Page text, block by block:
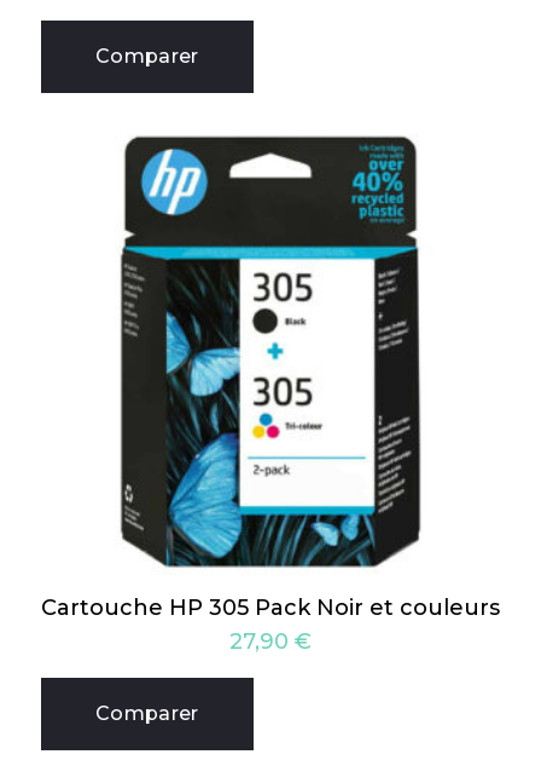
Comparer
Cartouche HP 305 Pack Noir et couleurs
27,90 €
Comparer